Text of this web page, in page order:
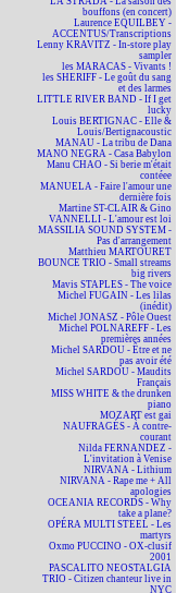
bouffons (en concert)
Laurence EQUILBEY -
ACCENTUS/Transcriptions
Lenny KRAVITZ - In-store play
sampler
les MARACAS - Vivants !
les SHERIFF - Le goût du sang
et des larmes
LITTLE RIVER BAND - If I get
lucky
Louis BERTIGNAC - Elle &
Louis/Bertignacoustic
MANAU - La tribu de Dana
MANO NEGRA - Casa Babylon
Manu CHAO - Si berie m'était
contéee
MANUELA - Faire l'amour une
dernière fois
Martine ST-CLAIR & Gino
VANNELLI - L'amour est loi
MASSILIA SOUND SYSTEM -
Pas d'arrangement
Matthieu MARTOURET
BOUNCE TRIO - Small streams
big rivers
Mavis STAPLES - The voice
Michel FUGAIN - Les lilas
(inédit)
Michel JONASZ - Pôle Ouest
Michel POLNAREFF - Les
premières années
Michel SARDOU - Être et ne
pas avoir été
Michel SARDOU - Maudits
Français
MISS WHITE & the drunken
piano
MOZART est gai
NAUFRAGÉS - À contre-
courant
Nilda FERNANDEZ -
L'invitation à Venise
NIRVANA - Lithium
NIRVANA - Rape me + All
apologies
OCEANIA RECORDS - Why
take a plane?
OPÉRA MULTI STEEL - Les
martyrs
Oxmo PUCCINO - OX-clusif
2001
PASCALITO NEOSTALGIA
TRIO - Citizen chanteur live in
NYC